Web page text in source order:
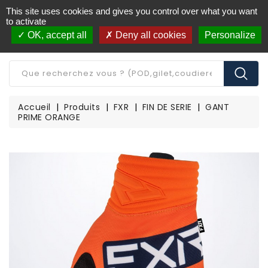
Livraison offerte à partir de 250€ d'achat (*)
CATÉGORIE
Accueil Produits FXR FIN DE SERIE
GANT
PRIME ORANGE
This site uses cookies and gives you control over what you want
to activate
OK, accept all
Deny all cookies Personalize